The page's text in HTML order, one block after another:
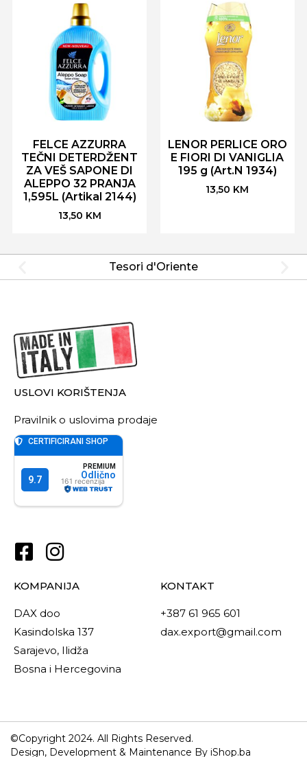
FELCE AZZURRA
TEČNI DETERDŽENT
ZA VEŠ SAPONE DI
ALEPPO 32 PRANJA
1,595L (Artikal 2144)
13,50 KM
LENOR PERLICE ORO
E FIORI DI VANIGLIA
195 g (Art.N 1934)
13,50 KM
Tesori d'Oriente
USLOVI KORIŠTENJA
Pravilnik o uslovima prodaje
KOMPANIJA
DAX doo
Kasindolska 137
Sarajevo, Ilidža
Bosna i Hercegovina
KONTAKT
+387 61 965 601
dax.export@gmail.com
©Copyright 2024. All Rights Reserved.
Design, Development & Maintenance By iShop.ba